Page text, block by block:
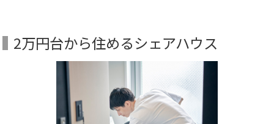
2万円台から住めるシェアハウス